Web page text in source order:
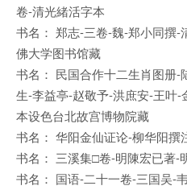
卷-清光緒活字本
书名： 郑志-三卷-魏-郑小同撰-
佛大学图书馆藏
书名： 民国合作十二生肖图册-
生-李益亭-赵敬予-洪庶安-王叶
本设色台北故宫博物院藏
书名： 华阳金仙证论-柳华阳撰
书名： 三溪集□卷-明陳宏已著-
书名： 国语-二十一卷-三国吴-